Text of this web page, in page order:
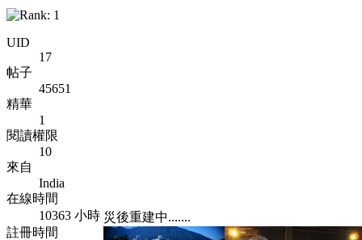
UID
17
帖子
45651
精華
1
閱讀權限
10
來自
India
在線時間
10363 小時
註冊時間
災後重建中.......